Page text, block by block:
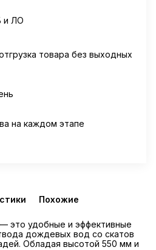
и ЛО
товара без выходных
на каждом этапе
Похожие
это удобные и эффективные
дождевых вод со скатов
Обладая высотой 550 мм и